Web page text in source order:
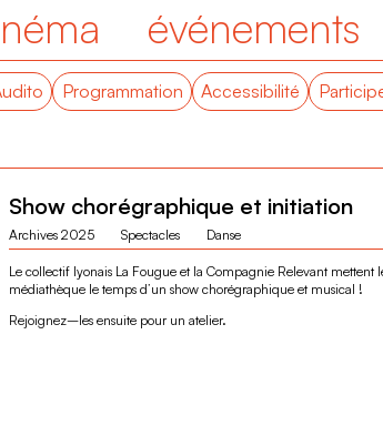
événements
Programmation Accessibilité
Show chorégraphique et initiation
Archives 2025 Spectacles Danse
Le collectif lyonais La Fougue et la Compagnie Relevant mettent
médiathèque le temps d’un show chorégraphique et musical !
Rejoignez–les ensuite pour un atelier.